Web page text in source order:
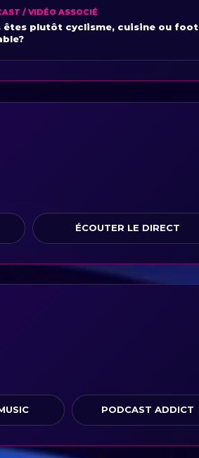
/ VIDÉO ASSOCIÉ
êtes plutôt cyclisme, cuisine ou foot
ÉCOUTER LE DIRECT
PODCAST ADDICT